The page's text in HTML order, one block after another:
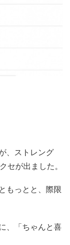
、ストレング
セが出ました。
もっとと、際限
、「ちゃんと喜